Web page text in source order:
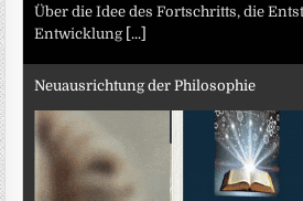
Über die Idee des Fortschritts, die
Entwicklung [...]
Neuausrichtung der Philosophie